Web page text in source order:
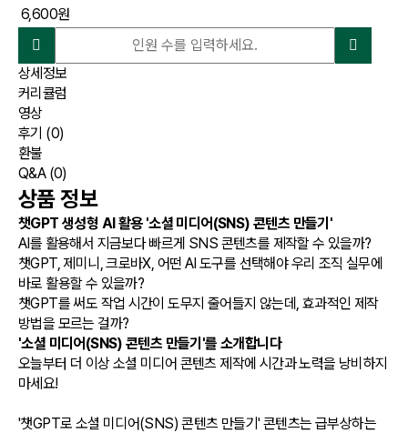
6,600원
상세정보
커리큘럼
영상
후기 (0)
환불
Q&A (0)
상품 정보
챗GPT 생성형 AI 활용 '소셜 미디어(SNS) 콘텐츠 만들기'
AI를 활용해서 지금보다 빠르게 SNS 콘텐츠를 제작할 수 있을까?
챗GPT, 제미니, 크로바X, 어떤 AI 도구를 선택해야 우리 조직 실무에
바로 활용할 수 있을까?
챗GPT를 써도 작업 시간이 도무지 줄어들지 않는데, 효과적인 제작
방법을 모르는 걸까?
'소셜 미디어(SNS) 콘텐츠 만들기'를 소개합니다
오늘부터 더 이상 소셜 미디어 콘텐츠 제작에 시간과 노력을 낭비하지
마세요!
'챗GPT로 소셜 미디어(SNS) 콘텐츠 만들기' 콘텐츠는 급부상하는